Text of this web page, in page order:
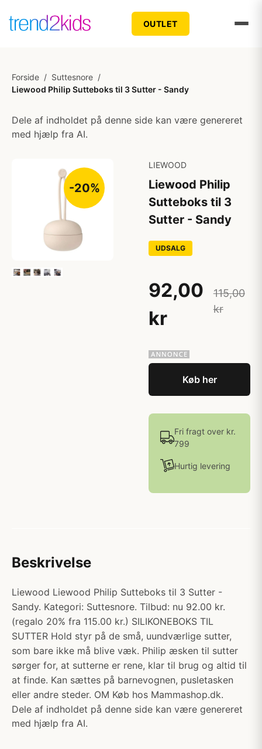
OUTLET
Forside / Suttesnore /
Liewood Philip Sutteboks til 3 Sutter - Sandy
Dele af indholdet på denne side kan være genereret
med hjælp fra AI.
-20%
LIEWOOD
Liewood Philip
Sutteboks til 3
Sutter - Sandy
UDSALG
92,00
kr
115,00
kr
Køb her
Fri fragt over kr.
799
Hurtig levering
Beskrivelse
Liewood Liewood Philip Sutteboks til 3 Sutter -
Sandy. Kategori: Suttesnore. Tilbud: nu 92.00 kr.
(regalo 20% fra 115.00 kr.) SILIKONEBOKS TIL
SUTTER Hold styr på de små, uundværlige sutter,
som bare ikke må blive væk. Philip æsken til sutter
sørger for, at sutterne er rene, klar til brug og altid til
at finde. Kan sættes på barnevognen, pusletasken
eller andre steder. OM Køb hos Mammashop.dk.
Dele af indholdet på denne side kan være genereret
med hjælp fra AI.